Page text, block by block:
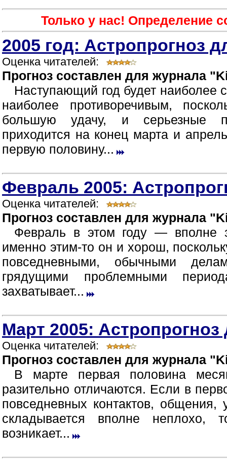
Только у нас! Определение
2005 год: Астропрогноз
Оценка читателей:
Прогноз составлен для журнала
Наступающий год будет наиболее
наиболее противоречивым,
большую удачу, и серьезные
приходится на конец марта и
первую половину...
Февраль 2005:
Оценка читателей:
Прогноз составлен для журнала
Февраль в этом году — вполне
именно этим-то он и хорош,
повседневными, обычными
грядущими проблемными
захватывает...
Март 2005: Астропрогноз
Оценка читателей:
Прогноз составлен для журнала
В марте первая половина
разительно отличаются. Если в
повседневных контактов,
складывается вполне неплохо,
возникает...